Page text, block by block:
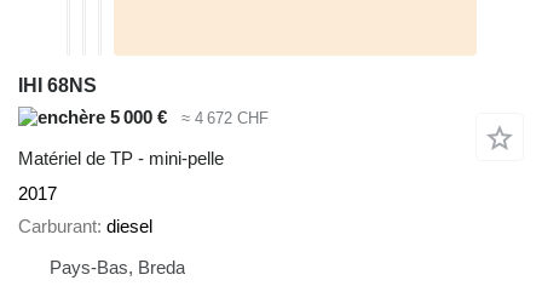
IHI 68NS
5 000 €
≈ 4 672 CHF
Matériel de TP - mini-pelle
2017
Carburant diesel
Pays-Bas, Breda